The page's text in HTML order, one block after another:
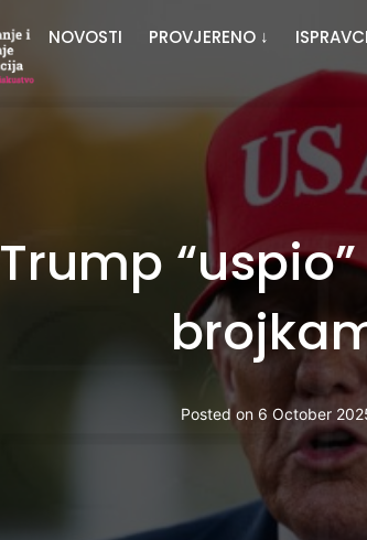
NOVOSTI PROVJERENO ↓ ISPRAVCI
Trump
Posted on 6 October